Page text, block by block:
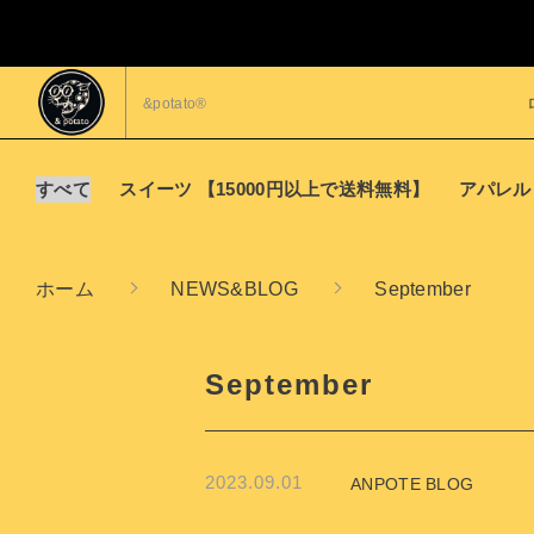
&potato®︎
すべて スイーツ 【15000円以上で送料無料】 アパレ
ホーム NEWS&BLOG September
September
2023.09.01 ANPOTE BLOG
親カテゴリ